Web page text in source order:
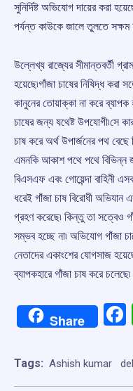
সুনির্দিষ্ট অভিযোগ দায়ের করা
পর্যন্ত কাউকে জালে তুলতে সক্ষম
উল্লেখ্য রাজ্যের সীমান্তবর্তী
হয়েছে৷গাঁজা চাষের নিষিদ্ধ
কানুনের তোয়াক্কা না করে ব্যাপক
চাষের জন্য যথেষ্ট উপযোগী৷সে
চাষ করে অর্থ উপার্জনের পথ
এমনকি আকাশ পথে পথে বিভিন্ন
বিএসএফ এবং গোয়েন্দা বাহিনী
ধরেই গাঁজা চাষ বিরোধী অভিযান
গ্রহণ করেছে৷ কিন্তু তা সত্বেও
সম্ভব হচ্ছে না৷ অভিযোগ গাঁজা
নেতাদের একাংশের যোগসাজ
ব্যাপকহারে গাঁজা চাষ করে চলেছে৷
Share
Tags: Ashish kumar